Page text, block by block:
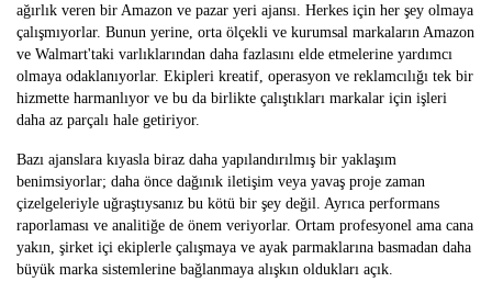
ağırlık veren bir Amazon ve pazar yeri ajansı. Herkes için her şey olmaya
çalışmıyorlar. Bunun yerine, orta ölçekli ve kurumsal markaların Amazon
ve Walmart'taki varlıklarından daha fazlasını elde etmelerine yardımcı
olmaya odaklanıyorlar. Ekipleri kreatif, operasyon ve reklamcılığı tek bir
hizmette harmanlıyor ve bu da birlikte çalıştıkları markalar için işleri
daha az parçalı hale getiriyor.
Bazı ajanslara kıyasla biraz daha yapılandırılmış bir yaklaşım
benimsiyorlar; daha önce dağınık iletişim veya yavaş proje zaman
çizelgeleriyle uğraştıysanız bu kötü bir şey değil. Ayrıca performans
raporlaması ve analitiğe de önem veriyorlar. Ortam profesyonel ama cana
yakın, şirket içi ekiplerle çalışmaya ve ayak parmaklarına basmadan daha
büyük marka sistemlerine bağlanmaya alışkın oldukları açık.